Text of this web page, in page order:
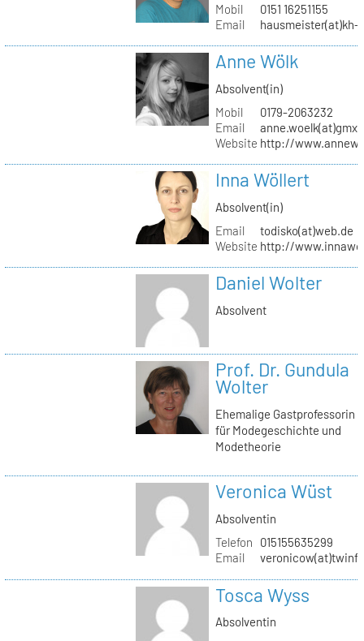
Mobil
0151 16251155
Email
hausmeister(at)kh-
Anne Wölk
Absolvent(in)
Mobil
0179-2063232
Email
Website http://
Inna Wöllert
Absolvent(in)
Email
todisko(at)web.de
Website http://
Daniel Wolter
Absolvent
Prof. Dr. Gundula
Wolter
Ehemalige Gastprofessorin
für Modegeschichte und
Modetheorie
Veronica Wüst
Absolventin
Telefon
015155635299
Email
Tosca Wyss
Absolventin